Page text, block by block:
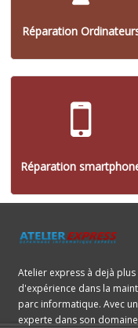
Réparation
Réparation
Atelier express à dejà plus
d'expérience dans la
parc informatique. Avec
experte dans son